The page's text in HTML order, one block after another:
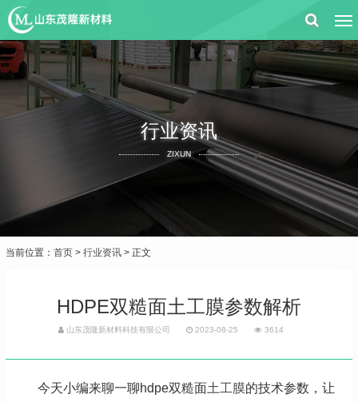
行业资讯
ZIXUN
当前位置： 首页 > 行业资讯 > 正文
HDPE双糙面土工膜参数解析
山东茂隆新材料科技有限公司 2023-08-25 3614
今天小编来聊一聊hdpe双糙面土工膜的技术参数，让